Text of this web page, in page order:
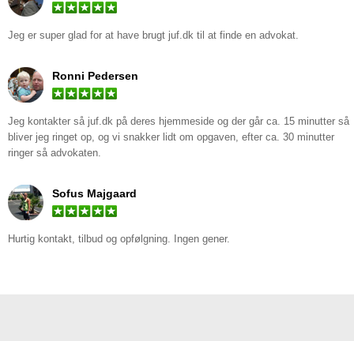
Jeg er super glad for at have brugt juf.dk til at finde en advokat.
Ronni Pedersen
Jeg kontakter så juf.dk på deres hjemmeside og der går ca. 15 minutter så
bliver jeg ringet op, og vi snakker lidt om opgaven, efter ca. 30 minutter
ringer så advokaten.
Sofus Majgaard
Hurtig kontakt, tilbud og opfølgning. Ingen gener.